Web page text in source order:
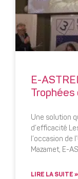
E-
Une solution
d’efficacité
l’occasion de
Mazamet, E-
LIRE LA SUITE »